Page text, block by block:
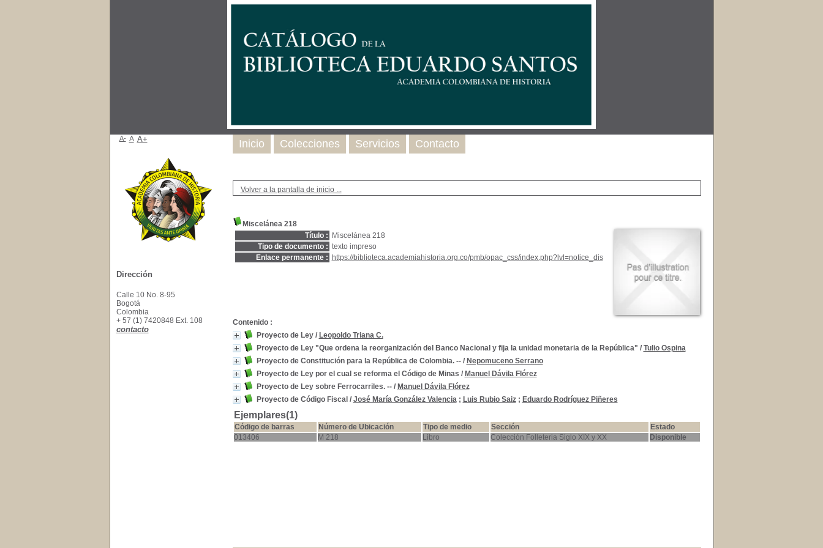
Volver a la pantalla de inicio ...
Miscelánea 218
Título :
Miscelánea 218
Tipo de documento : texto impreso
Enlace permanente :
https://biblioteca.academiahistoria.org.co/pmb/opac_css/index.php?lvl=notice_dis
Contenido :
Proyecto de Ley/ Leopoldo Triana C.
Proyecto de Ley "Que ordena la reorganización del Banco Nacional y fija la unidad monetaria de la República" / Tulio Ospina
Proyecto de Constitución para la República de Colombia. --/ Nepomuceno Serrano
Proyecto de Ley por el cual se reforma el Código de Minas / Manuel Dávila Flórez
Proyecto de Ley sobre Ferrocarriles. --/ Manuel Dávila Flórez
Proyecto de Código Fiscal / José María González Valencia; Luis Rubio Saiz; Eduardo Rodríguez Piñeres
Ejemplares(1)
Código de barras Número de Ubicación Tipo de medio Sección
Estado
013406
M 218 Libro Colección Folleteria Siglo XIX y XX Disponible
Inicio Colecciones Servicios Contacto
A- A A+
Dirección
Calle 10 No. 8-95
Bogotá
Colombia
+ 57 (1) 7420848 Ext. 108
contacto